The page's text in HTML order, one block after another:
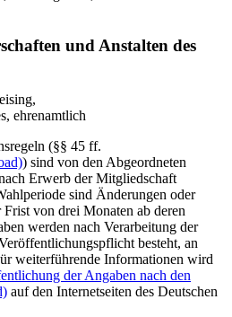
und Anstalten des
ehrenamtlich
(§§ 45 ff.
) sind von den Abgeordneten
Erwerb der Mitgliedschaft
sind Änderungen oder
von drei Monaten ab deren
werden nach Verarbeitung der
besteht, an
weiterführende Informationen wird
der Angaben nach den
auf den Internetseiten des Deutschen